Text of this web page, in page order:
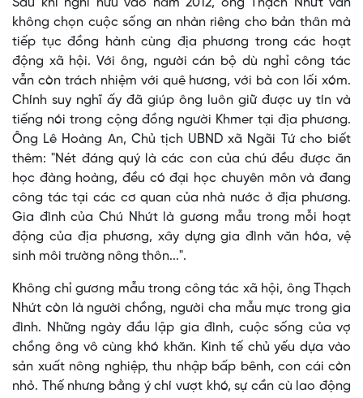
Sau khi nghỉ hưu vào năm 2012, ông Thạch Nhứt vẫn
không chọn cuộc sống an nhàn riêng cho bản thân mà
tiếp tục đồng hành cùng địa phương trong các hoạt
động xã hội. Với ông, người cán bộ dù nghỉ công tác
vẫn còn trách nhiệm với quê hương, với bà con lối xóm.
Chính suy nghĩ ấy đã giúp ông luôn giữ được uy tín và
tiếng nói trong cộng đồng người Khmer tại địa phương.
Ông Lê Hoàng An, Chủ tịch UBND xã Ngãi Tứ cho biết
thêm: "Nét đáng quý là các con của chú đều được ăn
học đàng hoàng, đều có đại học chuyên môn và đang
công tác tại các cơ quan của nhà nước ở địa phương.
Gia đình của Chú Nhứt là gương mẫu trong mỗi hoạt
động của địa phương, xây dựng gia đình văn hóa, vệ
sinh môi trường nông thôn...".
Không chỉ gương mẫu trong công tác xã hội, ông Thạch
Nhứt còn là người chồng, người cha mẫu mực trong gia
đình. Những ngày đầu lập gia đình, cuộc sống của vợ
chồng ông vô cùng khó khăn. Kinh tế chủ yếu dựa vào
sản xuất nông nghiệp, thu nhập bấp bênh, con cái còn
nhỏ. Thế nhưng bằng ý chí vượt khó, sự cần cù lao động